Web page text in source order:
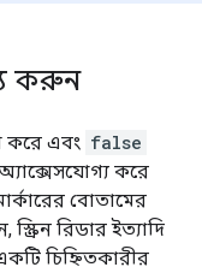
করুন
করে এবং false
করে
বোতামের
স্ক্রিন রিডার ইত্যাদি
চিহ্নিতকারীর